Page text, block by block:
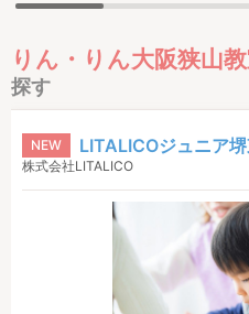
りん・りん大阪狭山
探す
NEW LITALICOジュニア
株式会社LITALICO